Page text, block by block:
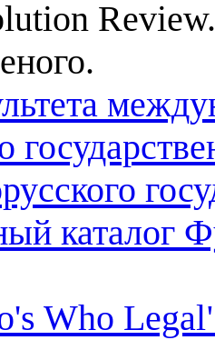
каталог
Who